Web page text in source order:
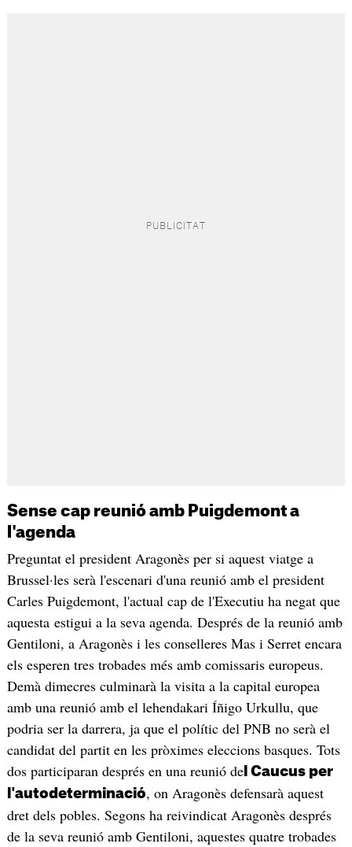
Sense cap reunió amb Puigdemont a
l'agenda
Preguntat el president Aragonès per si aquest viatge a
Brussel·les serà l'escenari d'una reunió amb el president
Carles Puigdemont, l'actual cap de l'Executiu ha negat que
aquesta estigui a la seva agenda. Després de la reunió amb
Gentiloni, a Aragonès i les conselleres Mas i Serret encara
els esperen tres trobades més amb comissaris europeus.
Demà dimecres culminarà la visita a la capital europea
amb una reunió amb el lehendakari Íñigo Urkullu, que
podria ser la darrera, ja que el polític del PNB no serà el
candidat del partit en les pròximes eleccions basques. Tots
dos participaran després en una reunió del Caucus per
l'autodeterminació, on Aragonès defensarà aquest
dret dels pobles. Segons ha reivindicat Aragonès després
de la seva reunió amb Gentiloni, aquestes quatre trobades